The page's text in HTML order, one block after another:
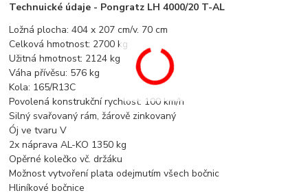
Technuické údaje - Pongratz LH 4000/20 T-AL
Ložná plocha: 404 x 207 cm/v. 70 cm
Celková hmotnost: 2700 kg
Užitná hmotnost: 2124 kg
Váha přívěsu: 576 kg
Kola: 165/R13C
Povolená konstrukční rychlost: 100 km/h
Silný svařovaný rám, žárově zinkovaný
Ój ve tvaru V
2x náprava AL-KO 1350 kg
Opěrné kolečko vč. držáku
Možnost vytvoření plata odejmutím všech bočnic
Hliníkové bočnice